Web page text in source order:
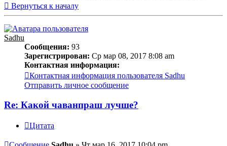
Вернуться к началу
Sadhu
Сообщения: 93
Зарегистрирован: Ср мар 08, 2017 8:08 am
Контактная информация:
Контактная информация пользователя Sadhu
Отправить личное сообщение
Re: Какой чаванпраш лучше?
Цитата